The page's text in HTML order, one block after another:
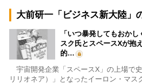
大前研一「ビジネス新大陸」
「いつ暴発してもおか
スク氏とスペースXが抱
的…
宇宙開発企業「スペースX」の上場で
リリオネア）」となったイーロン・マス